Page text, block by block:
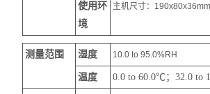
使用环
境
主机尺寸：
测量范围 湿度 10.0 to 95.0%RH
温度 0.0 to 60.0℃；32.0 to